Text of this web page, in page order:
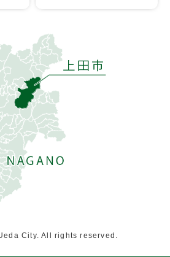
City. All rights reserved.